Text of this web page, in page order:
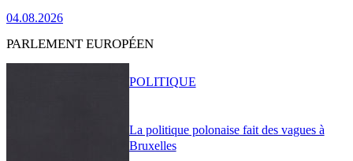
04.08.2026
PARLEMENT EUROPÉEN
La politique polonaise fait des vagues à
Bruxelles
POLITIQUE